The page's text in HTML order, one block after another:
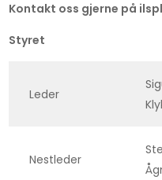
Kontakt oss gjerne på
Styret
Leder
Nestleder